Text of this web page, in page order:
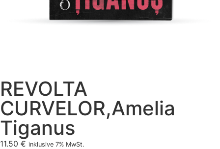
REVOLTA
CURVELOR,Amelia
Tiganus
11.50 € inklusive 7% MwSt.